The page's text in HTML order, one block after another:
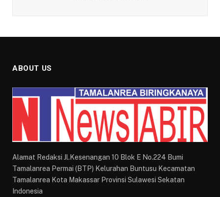
ABOUT US
Alamat Redaksi Jl.Kesenangan 10 Blok E No.224 Bumi
Tamalanrea Permai (BTP) Kelurahan Buntusu Kecamatan
Tamalanrea Kota Makassar Provinsi Sulawesi Sekatan
Indonesia